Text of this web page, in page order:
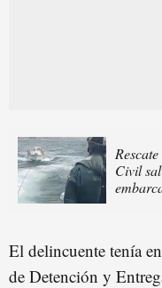
Civil
El delincuente tenía
de Detención y